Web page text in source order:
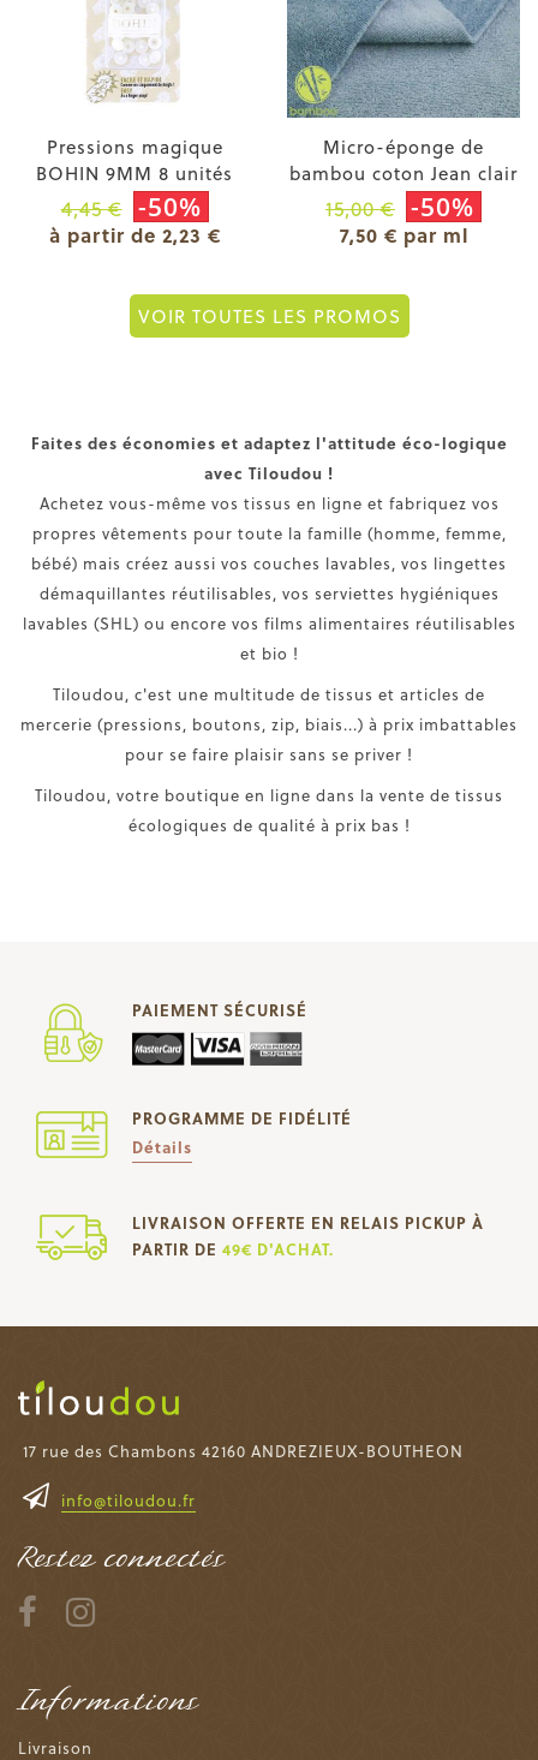
Pressions magique
BOHIN 9MM 8 unités
4,45 € -50%
à partir de 2,23 €
Micro-éponge de
bambou coton Jean clair
15,00 € -50%
7,50 € par ml
VOIR TOUTES LES PROMOS
Faites des économies et adaptez l'attitude éco-logique
avec Tiloudou !
Achetez vous-même vos tissus en ligne et fabriquez vos
propres vêtements pour toute la famille (homme, femme,
bébé) mais créez aussi vos couches lavables, vos lingettes
démaquillantes réutilisables, vos serviettes hygiéniques
lavables (SHL) ou encore vos films alimentaires réutilisables
et bio !
Tiloudou, c'est une multitude de tissus et articles de
mercerie (pressions, boutons, zip, biais...) à prix imbattables
pour se faire plaisir sans se priver !
Tiloudou, votre boutique en ligne dans la vente de tissus
écologiques de qualité à prix bas !
PAIEMENT SÉCURISÉ
PROGRAMME DE FIDÉLITÉ
Détails
LIVRAISON OFFERTE EN RELAIS PICKUP À
PARTIR DE 49€ D'ACHAT.
17 rue des Chambons 42160 ANDREZIEUX-BOUTHEON
info@tiloudou.fr
Restez connectés
Informations
Livraison